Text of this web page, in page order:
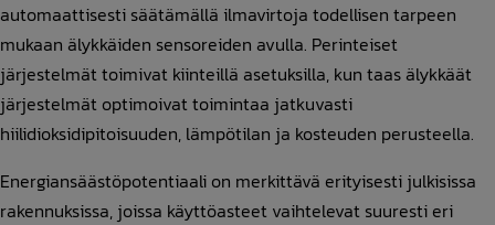
automaattisesti säätämällä ilmavirtoja todellisen tarpeen
mukaan älykkäiden sensoreiden avulla. Perinteiset
järjestelmät toimivat kiinteillä asetuksilla, kun taas älykkäät
järjestelmät optimoivat toimintaa jatkuvasti
hiilidioksidipitoisuuden, lämpötilan ja kosteuden perusteella.
Energiansäästöpotentiaali on merkittävä erityisesti julkisissa
rakennuksissa, joissa käyttöasteet vaihtelevat suuresti eri